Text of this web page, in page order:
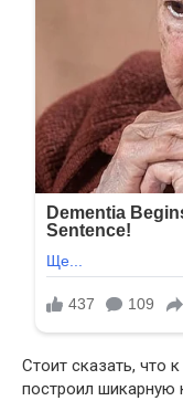
Стоит сказать, что
построил шикарную